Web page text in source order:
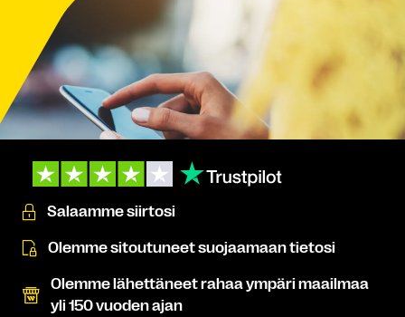
Salaamme siirtosi
Olemme sitoutuneet suojaamaan tietosi
Olemme lähettäneet rahaa ympäri maailmaa
yli 150 vuoden ajan